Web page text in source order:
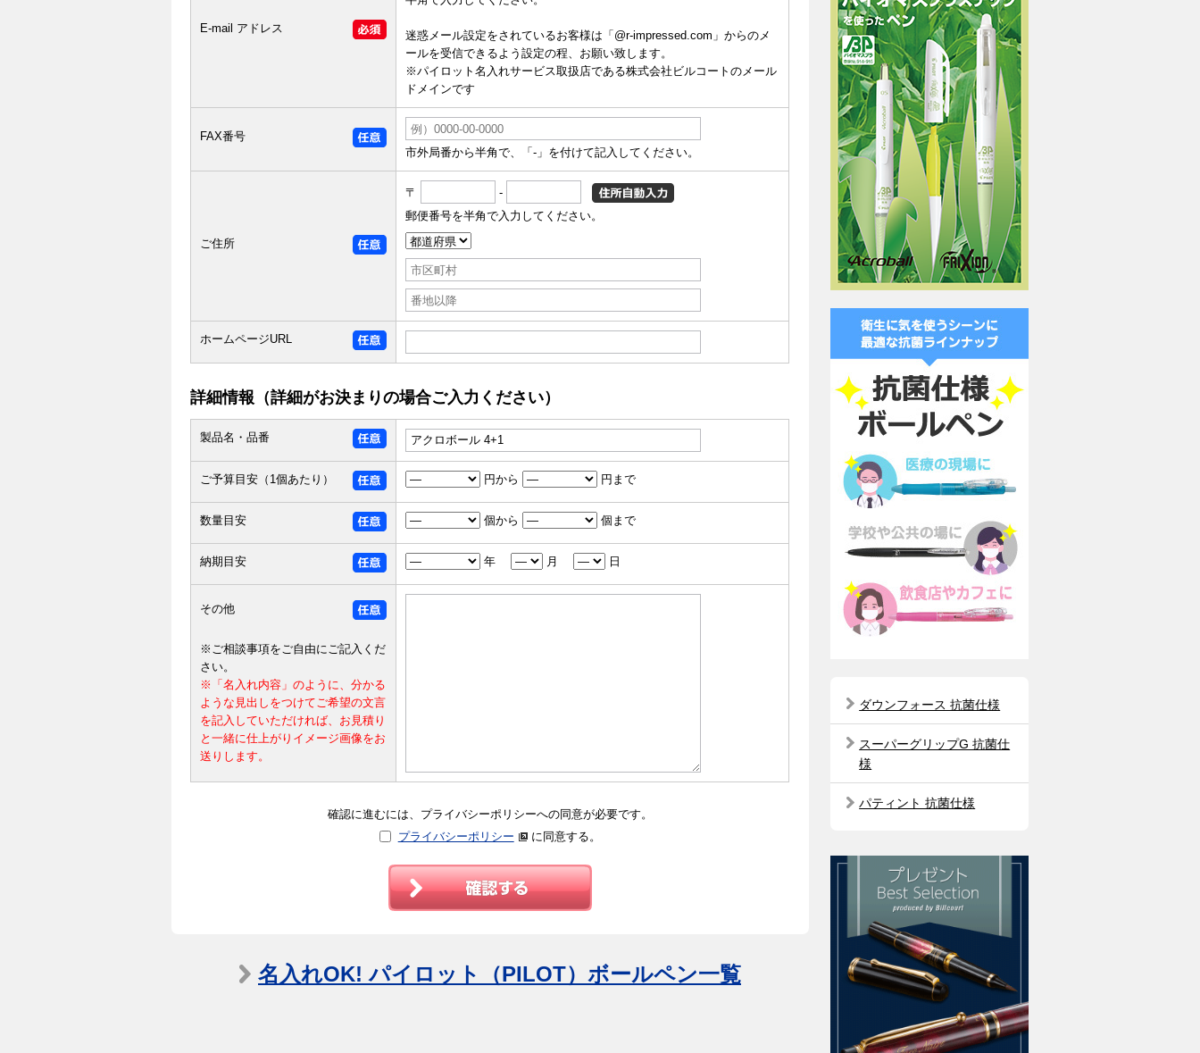
E-mail アドレス
迷惑メール設定をされているお客様は「@r-impressed.com」からのメ
ールを受信できるよう設定の程、お願い致します。
※パイロット名入れサービス取扱店である株式会社ビルコートのメール
ドメインです
FAX番号
市外局番から半角で、「-」を付けて記入してください。
ご住所
〒
-
郵便番号を半角で入力してください。
ホームページURL
詳細情報（詳細がお決まりの場合ご入力ください）
製品名・品番
ご予算目安（1個あたり） 円から 円まで
数量目安 個から 個まで
納期目安 年 月 日
その他
※ご相談事項をご自由にご記入くだ
さい。
※「名入れ内容」のように、分かる
ような見出しをつけてご希望の文言
を記入していただければ、お見積り
と一緒に仕上がりイメージ画像をお
送りします。
確認に進むには、プライバシーポリシーへの同意が必要です。
プライバシーポリシー
に同意する。
名入れOK! パイロット（PILOT）ボールペン一覧
ダウンフォース 抗菌仕様
スーパーグリップG 抗菌仕
様
パティント 抗菌仕様